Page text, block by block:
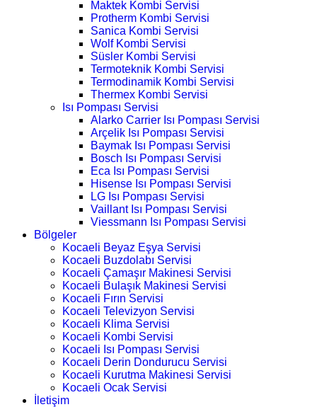
Maktek Kombi Servisi
Protherm Kombi Servisi
Sanica Kombi Servisi
Wolf Kombi Servisi
Süsler Kombi Servisi
Termoteknik Kombi Servisi
Termodinamik Kombi Servisi
Thermex Kombi Servisi
Isı Pompası Servisi
Alarko Carrier Isı Pompası Servisi
Arçelik Isı Pompası Servisi
Baymak Isı Pompası Servisi
Bosch Isı Pompası Servisi
Eca Isı Pompası Servisi
Hisense Isı Pompası Servisi
LG Isı Pompası Servisi
Vaillant Isı Pompası Servisi
Viessmann Isı Pompası Servisi
Bölgeler
Kocaeli Beyaz Eşya Servisi
Kocaeli Buzdolabı Servisi
Kocaeli Çamaşır Makinesi Servisi
Kocaeli Bulaşık Makinesi Servisi
Kocaeli Fırın Servisi
Kocaeli Televizyon Servisi
Kocaeli Klima Servisi
Kocaeli Kombi Servisi
Kocaeli Isı Pompası Servisi
Kocaeli Derin Dondurucu Servisi
Kocaeli Kurutma Makinesi Servisi
Kocaeli Ocak Servisi
İletişim